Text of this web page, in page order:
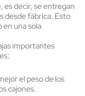
es decir, se entregan
desde fábrica. Esto
una sola
importantes
el peso de los
cajones.